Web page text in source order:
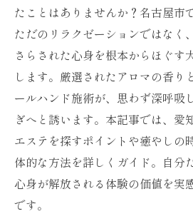
たことはありませんか？名古屋市
ただのリラクゼーションではなく
さらされた心身を根本からほぐす
します。厳選されたアロマの香り
ールハンド施術が、思わず深呼吸
ぎへと誘います。本記事では、愛
エステを探すポイントや癒やしの
体的な方法を詳しくガイド。自分
心身が解放される体験の価値を実
です。